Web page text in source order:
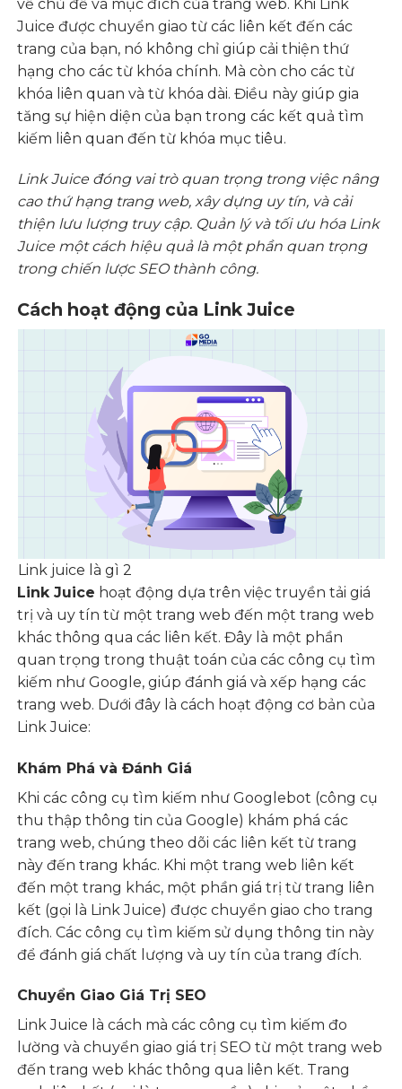
về chủ đề và mục đích của trang web. Khi Link
Juice được chuyển giao từ các liên kết đến các
trang của bạn, nó không chỉ giúp cải thiện thứ
hạng cho các từ khóa chính. Mà còn cho các từ
khóa liên quan và từ khóa dài. Điều này giúp gia
tăng sự hiện diện của bạn trong các kết quả tìm
kiếm liên quan đến từ khóa mục tiêu.
Link Juice đóng vai trò quan trọng trong việc nâng
cao thứ hạng trang web, xây dựng uy tín, và cải
thiện lưu lượng truy cập. Quản lý và tối ưu hóa Link
Juice một cách hiệu quả là một phần quan trọng
trong chiến lược SEO thành công.
Cách hoạt động của Link Juice
Link juice là gì 2
Link Juice hoạt động dựa trên việc truyền tải giá
trị và uy tín từ một trang web đến một trang web
khác thông qua các liên kết. Đây là một phần
quan trọng trong thuật toán của các công cụ tìm
kiếm như Google, giúp đánh giá và xếp hạng các
trang web. Dưới đây là cách hoạt động cơ bản của
Link Juice:
Khám Phá và Đánh Giá
Khi các công cụ tìm kiếm như Googlebot (công cụ
thu thập thông tin của Google) khám phá các
trang web, chúng theo dõi các liên kết từ trang
này đến trang khác. Khi một trang web liên kết
đến một trang khác, một phần giá trị từ trang liên
kết (gọi là Link Juice) được chuyển giao cho trang
đích. Các công cụ tìm kiếm sử dụng thông tin này
để đánh giá chất lượng và uy tín của trang đích.
Chuyển Giao Giá Trị SEO
Link Juice là cách mà các công cụ tìm kiếm đo
lường và chuyển giao giá trị SEO từ một trang web
đến trang web khác thông qua liên kết. Trang